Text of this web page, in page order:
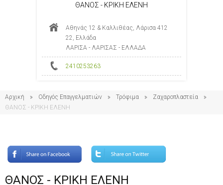
ΘΑΝΟΣ - ΚΡΙΚΗ ΕΛΕΝΗ
Αθηνάς 12 & Καλλιθέας, Λάρισα 412
22, Ελλάδα
ΛΑΡΙΣΑ - ΛΑΡΙΣΑΣ - ΕΛΛΑΔΑ
2410253263
Αρχική Οδηγός Επαγγελματιών Τρόφιμα
Ζαχαροπλαστεία
ΘΑΝΟΣ - ΚΡΙΚΗ ΕΛΕΝΗ
ΘΑΝΟΣ - ΚΡΙΚΗ ΕΛΕΝΗ